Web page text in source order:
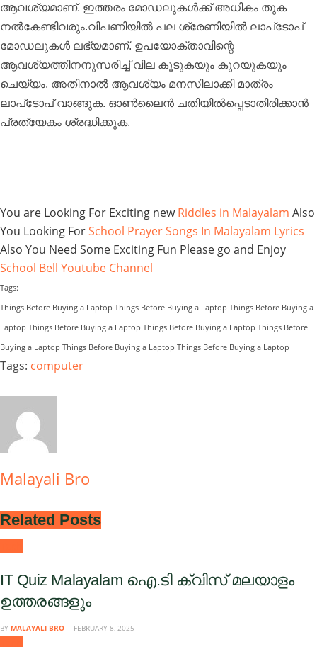
ആവശ്യമാണ്. ഇത്തരം മോഡലുകള്‍ക്ക് അധികം തുക
നല്‍കേണ്ടിവരും.വിപണിയില്‍ പല ശ്രേണിയില്‍ ലാപ്‌ടോപ്
മോഡലുകള്‍ ലഭ്യമാണ്. ഉപയോക്താവിന്റെ
ആവശ്യത്തിനനുസരിച്ച് വില കൂടുകയും കുറയുകയും
ചെയ്യം. അതിനാല്‍ ആവശ്യം മനസിലാക്കി മാത്രം
ലാപ്‌ടോപ് വാങ്ങുക. ഓണ്‍ലൈന്‍ ചതിയില്‍പ്പെടാതിരിക്കാന്‍
പ്രത്യേകം ശ്രദ്ധിക്കുക.
You are Looking For Exciting newRiddles in Malayalam Also
You Looking ForSchool Prayer Songs In Malayalam Lyrics
Also You Need Some Exciting Fun Please go and Enjoy
School Bell Youtube Channel
Tags:
Things Before Buying a Laptop Things Before Buying a Laptop Things Before Buying a
Laptop Things Before Buying a Laptop Things Before Buying a Laptop Things Before
Buying a Laptop Things Before Buying a Laptop Things Before Buying a Laptop
Tags: computer
Malayali Bro
Related Posts
IT Quiz Malayalam ഐ.ടി ക്വിസ് മലയാളം
ഉത്തരങ്ങളും
BY MALAYALI BRO FEBRUARY 8, 2025